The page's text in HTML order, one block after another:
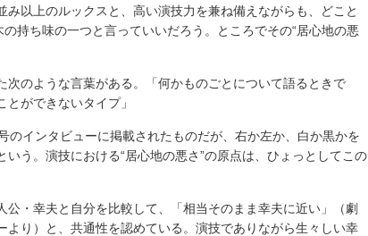
以上のルックスと、高い演技力を兼ね備えながらも、どこと
持ち味の一つと言っていいだろう。ところでその“居心地の悪
のような言葉がある。「何かものごとについて語るときで
ができないタイプ」
インタビューに掲載されたものだが、右か左か、白か黒かを
う。演技における“居心地の悪さ”の原点は、ひょっとしてこの
・幸夫と自分を比較して、「相当そのまま幸夫に近い」（劇
より）と、共通性を認めている。演技でありながら生々しい幸